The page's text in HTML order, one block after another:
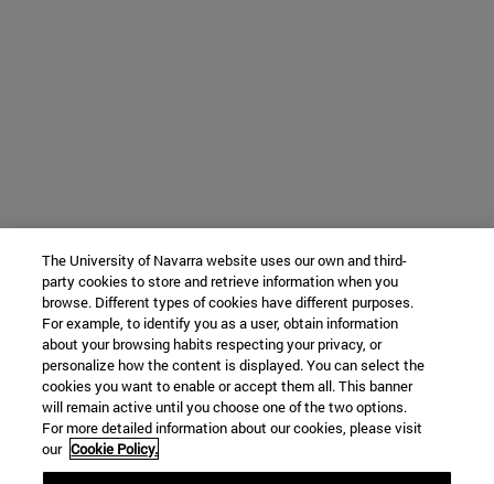
The University of Navarra website uses our own and third-
party cookies to store and retrieve information when you
browse. Different types of cookies have different purposes.
For example, to identify you as a user, obtain information
about your browsing habits respecting your privacy, or
personalize how the content is displayed. You can select the
cookies you want to enable or accept them all. This banner
will remain active until you choose one of the two options.
For more detailed information about our cookies, please visit
our Cookie Policy.